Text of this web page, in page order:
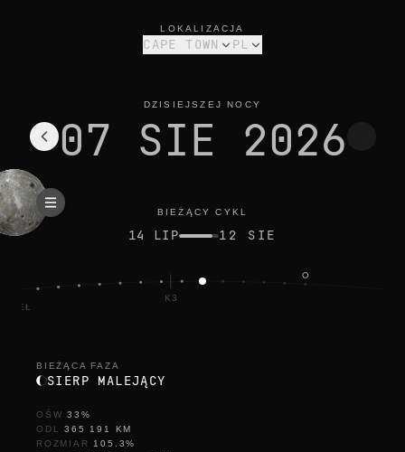
LOKALIZACJA
CAPE TOWN PL
DZISIEJSZEJ NOCY
07 SIE 2026
BIEŻĄCY CYKL
14 LIP 12 SIE
PEŁ
K3
BIEŻĄCA FAZA
SIERP MALEJĄCY
OŚW 33 %
ODL
365 191
KM
ROZMIAR
105.3%